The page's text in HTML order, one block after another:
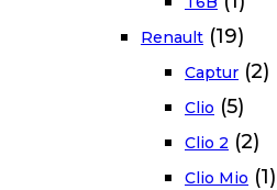
Renault (19)
Captur (2)
Clio (5)
Clio 2 (2)
Clio Mio (1)